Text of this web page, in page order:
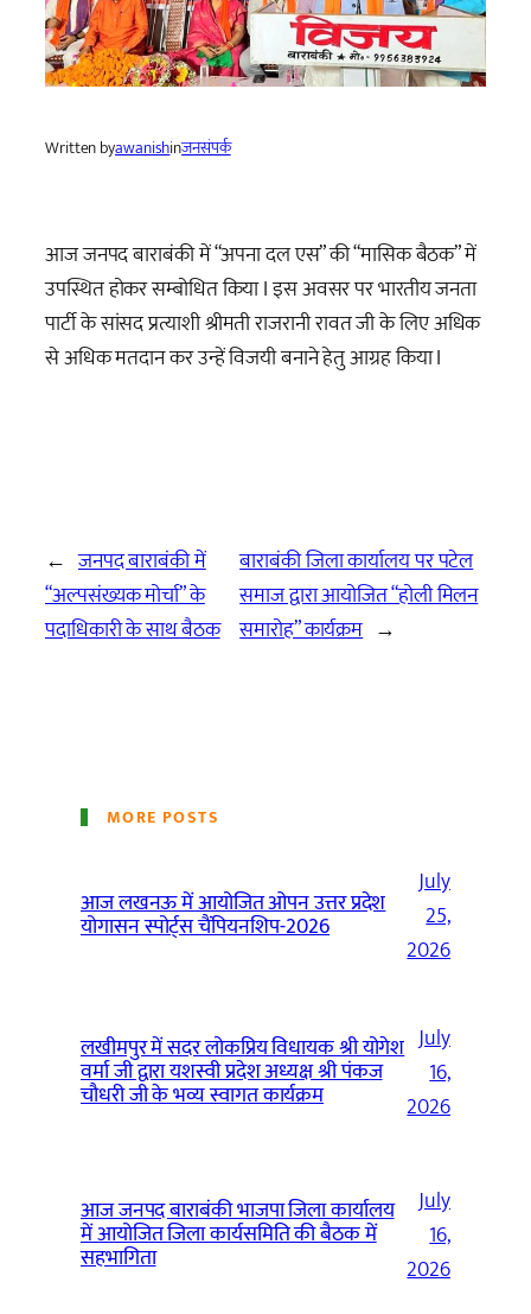
Written byawanishinजनसंपर्क
आज जनपद बाराबंकी में “अपना दल एस” की “मासिक बैठक” में
उपस्थित होकर सम्बोधित किया I इस अवसर पर भारतीय जनता
पार्टी के सांसद प्रत्याशी श्रीमती राजरानी रावत जी के लिए अधिक
से अधिक मतदान कर उन्हें विजयी बनाने हेतु आग्रह किया I
← जनपद बाराबंकी में
“अल्पसंख्यक मोर्चा” के
पदाधिकारी के साथ बैठक
बाराबंकी जिला कार्यालय पर पटेल
समाज द्वारा आयोजित “होली मिलन
समारोह” कार्यक्रम →
MORE POSTS
आज लखनऊ में आयोजित ओपन उत्तर प्रदेश
योगासन स्पोर्ट्स चैंपियनशिप-2026
July
25,
2026
लखीमपुर में सदर लोकप्रिय विधायक श्री योगेश
वर्मा जी द्वारा यशस्वी प्रदेश अध्यक्ष श्री पंकज
चौधरी जी के भव्य स्वागत कार्यक्रम
July
16,
2026
आज जनपद बाराबंकी भाजपा जिला कार्यालय
में आयोजित जिला कार्यसमिति की बैठक में
सहभागिता
July
16,
2026